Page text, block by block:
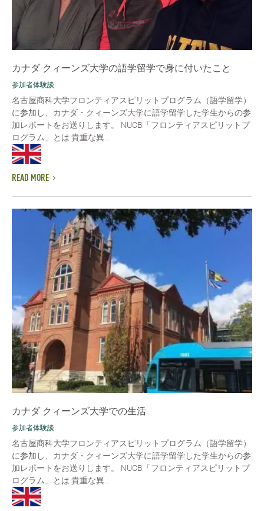
カナダ クィーンズ大学の語学留学で身に付いたこと
参加者体験談
名古屋商科大学フロンティアスピリットプログラム（語学留学）
に参加し、カナダ・クィーンズ大学に語学留学した学生からの参
加レポートをお送りします。 NUCB「フロンティアスピリットプ
ログラム」とは 貴重な異...
READ MORE
カナダ クィーンズ大学での生活
参加者体験談
名古屋商科大学フロンティアスピリットプログラム（語学留学）
に参加し、カナダ・クィーンズ大学に語学留学した学生からの参
加レポートをお送りします。 NUCB「フロンティアスピリットプ
ログラム」とは 貴重な異...